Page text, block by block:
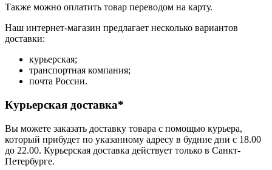
Также можно оплатить товар переводом на карту.
Наш интернет-магазин предлагает несколько вариантов
доставки:
курьерская;
транспортная компания;
почта России.
Курьерская доставка*
Вы можете заказать доставку товара с помощью курьера,
который прибудет по указанному адресу в будние дни с 18.00
до 22.00. Курьерская доставка действует только в Санкт-
Петербурге.